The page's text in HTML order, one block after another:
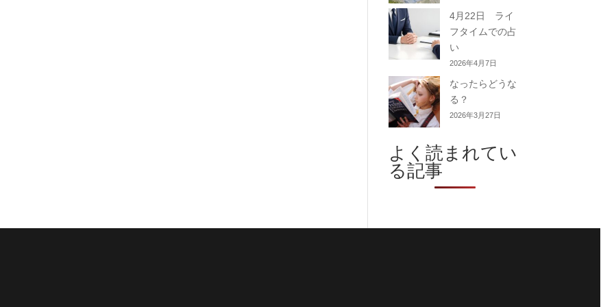
4月22日 ライ
フタイムでの占
い
2026年4月7日
なったらどうな
る？
2026年3月27日
よく読まれてい
る記事